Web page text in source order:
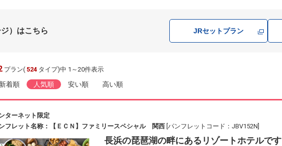
）はこちら JRセットプラン
プラン( 524 タイプ)中 1～20件表示
着順 人気順 安い順 高い順
ターネット限定
フレット名称：【ＥＣＮ】ファミリースペシャル 関西 [パンフレットコード：JBV152N]
長浜の琵琶湖の畔にあるリゾートホテルです